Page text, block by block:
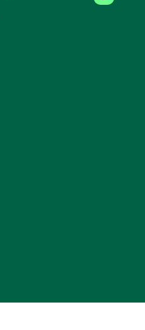
une nouvelle
nouvelle fenêtre)
fenêtre)